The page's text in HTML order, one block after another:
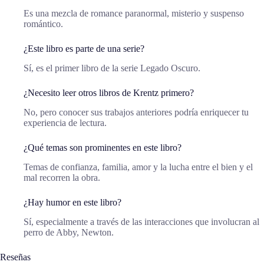
Es una mezcla de romance paranormal, misterio y suspenso
romántico.
¿Este libro es parte de una serie?
Sí, es el primer libro de la serie Legado Oscuro.
¿Necesito leer otros libros de Krentz primero?
No, pero conocer sus trabajos anteriores podría enriquecer tu
experiencia de lectura.
¿Qué temas son prominentes en este libro?
Temas de confianza, familia, amor y la lucha entre el bien y el
mal recorren la obra.
¿Hay humor en este libro?
Sí, especialmente a través de las interacciones que involucran al
perro de Abby, Newton.
Reseñas